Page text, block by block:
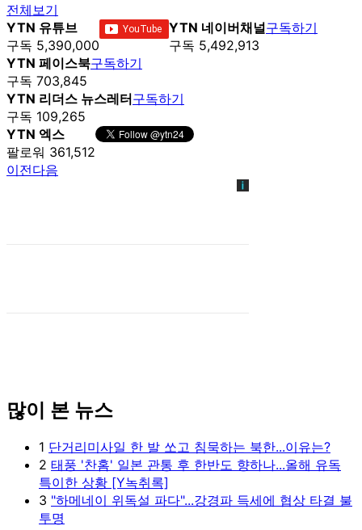
전체보기
YTN 유튜브
구독 5,390,000
YTN 네이버채널
구독 5,492,913
구독하기
YTN 페이스북
구독 703,845
구독하기
YTN 리더스 뉴스레터
구독 109,265
구독하기
YTN 엑스
팔로워 361,512
이전다음
많이 본 뉴스
1 단거리미사일 한 발 쏘고 침묵하는 북한...이유는?
2 태풍 '찬홈' 일본 관통 후 한반도 향하나...올해 유독
특이한 상황 [Y녹취록]
3 "하메네이 위독설 파다"...강경파 득세에 협상 타결 불
투명